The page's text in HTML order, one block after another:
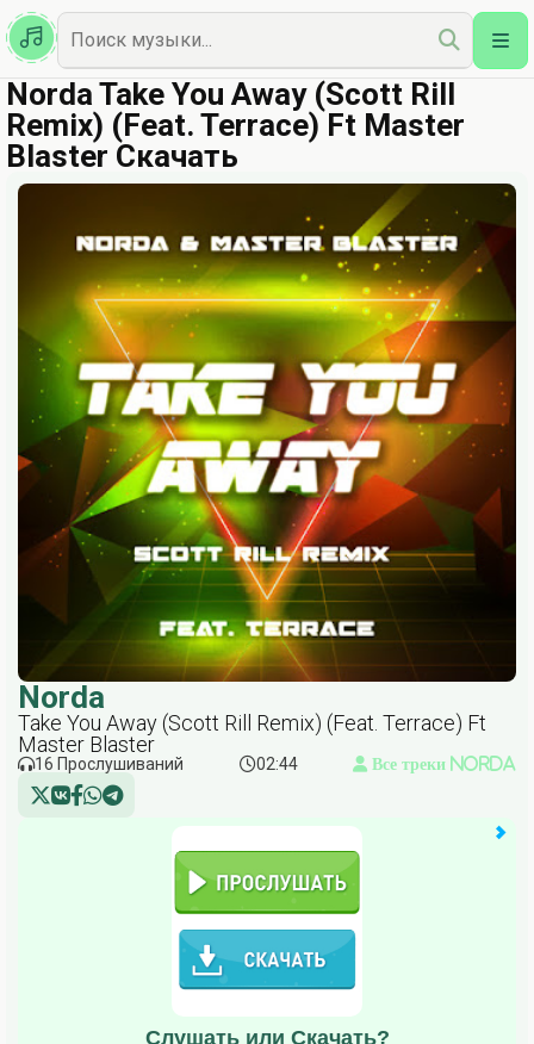
Казахская
Наш Топ
Norda Take You Away (Scott Rill
Remix) (Feat. Terrace) Ft Master
Blaster Скачать
Norda
Take You Away (Scott Rill Remix) (Feat. Terrace) Ft
Master Blaster
16 Прослушиваний 02:44 Все треки Norda
Слушать или Скачать?